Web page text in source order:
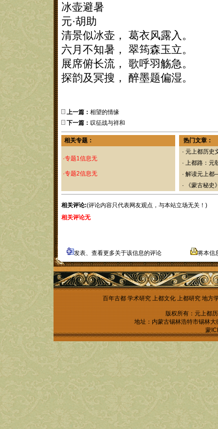
冰壶避暑
元·胡助
清景似冰壶， 葛衣风露入。
六月不知暑， 翠筠森玉立。
展席俯长流， 歌呼羽觞急。
探韵及冥搜， 醉墨题偏湿。
上一篇： 相望的情缘
下一篇： 叹征战与祥和
相关专题：
·专题1信息无
·专题2信息无
热门文章：
· 元上都历史
· 上都路：元
· 解读元上都
·
《蒙古秘
相关评论:(评论内容只代表网友观点，与本站立场无关！)
相关评论无
发表、查看更多关于该信息的评论 将本信
百年古都 学术研究 上都文化 上都研究 地方
版权所有：元上都
地址：内蒙古锡林浩特市锡林
蒙